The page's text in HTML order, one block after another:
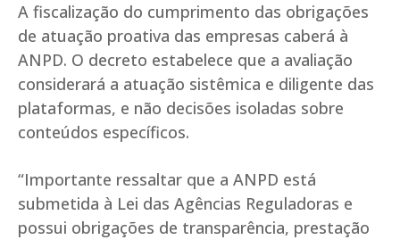
A fiscalização do cumprimento das obrigações
de atuação proativa das empresas caberá à
ANPD. O decreto estabelece que a avaliação
considerará a atuação sistêmica e diligente das
plataformas, e não decisões isoladas sobre
conteúdos específicos.
“Importante ressaltar que a ANPD está
submetida à Lei das Agências Reguladoras e
possui obrigações de transparência, prestação